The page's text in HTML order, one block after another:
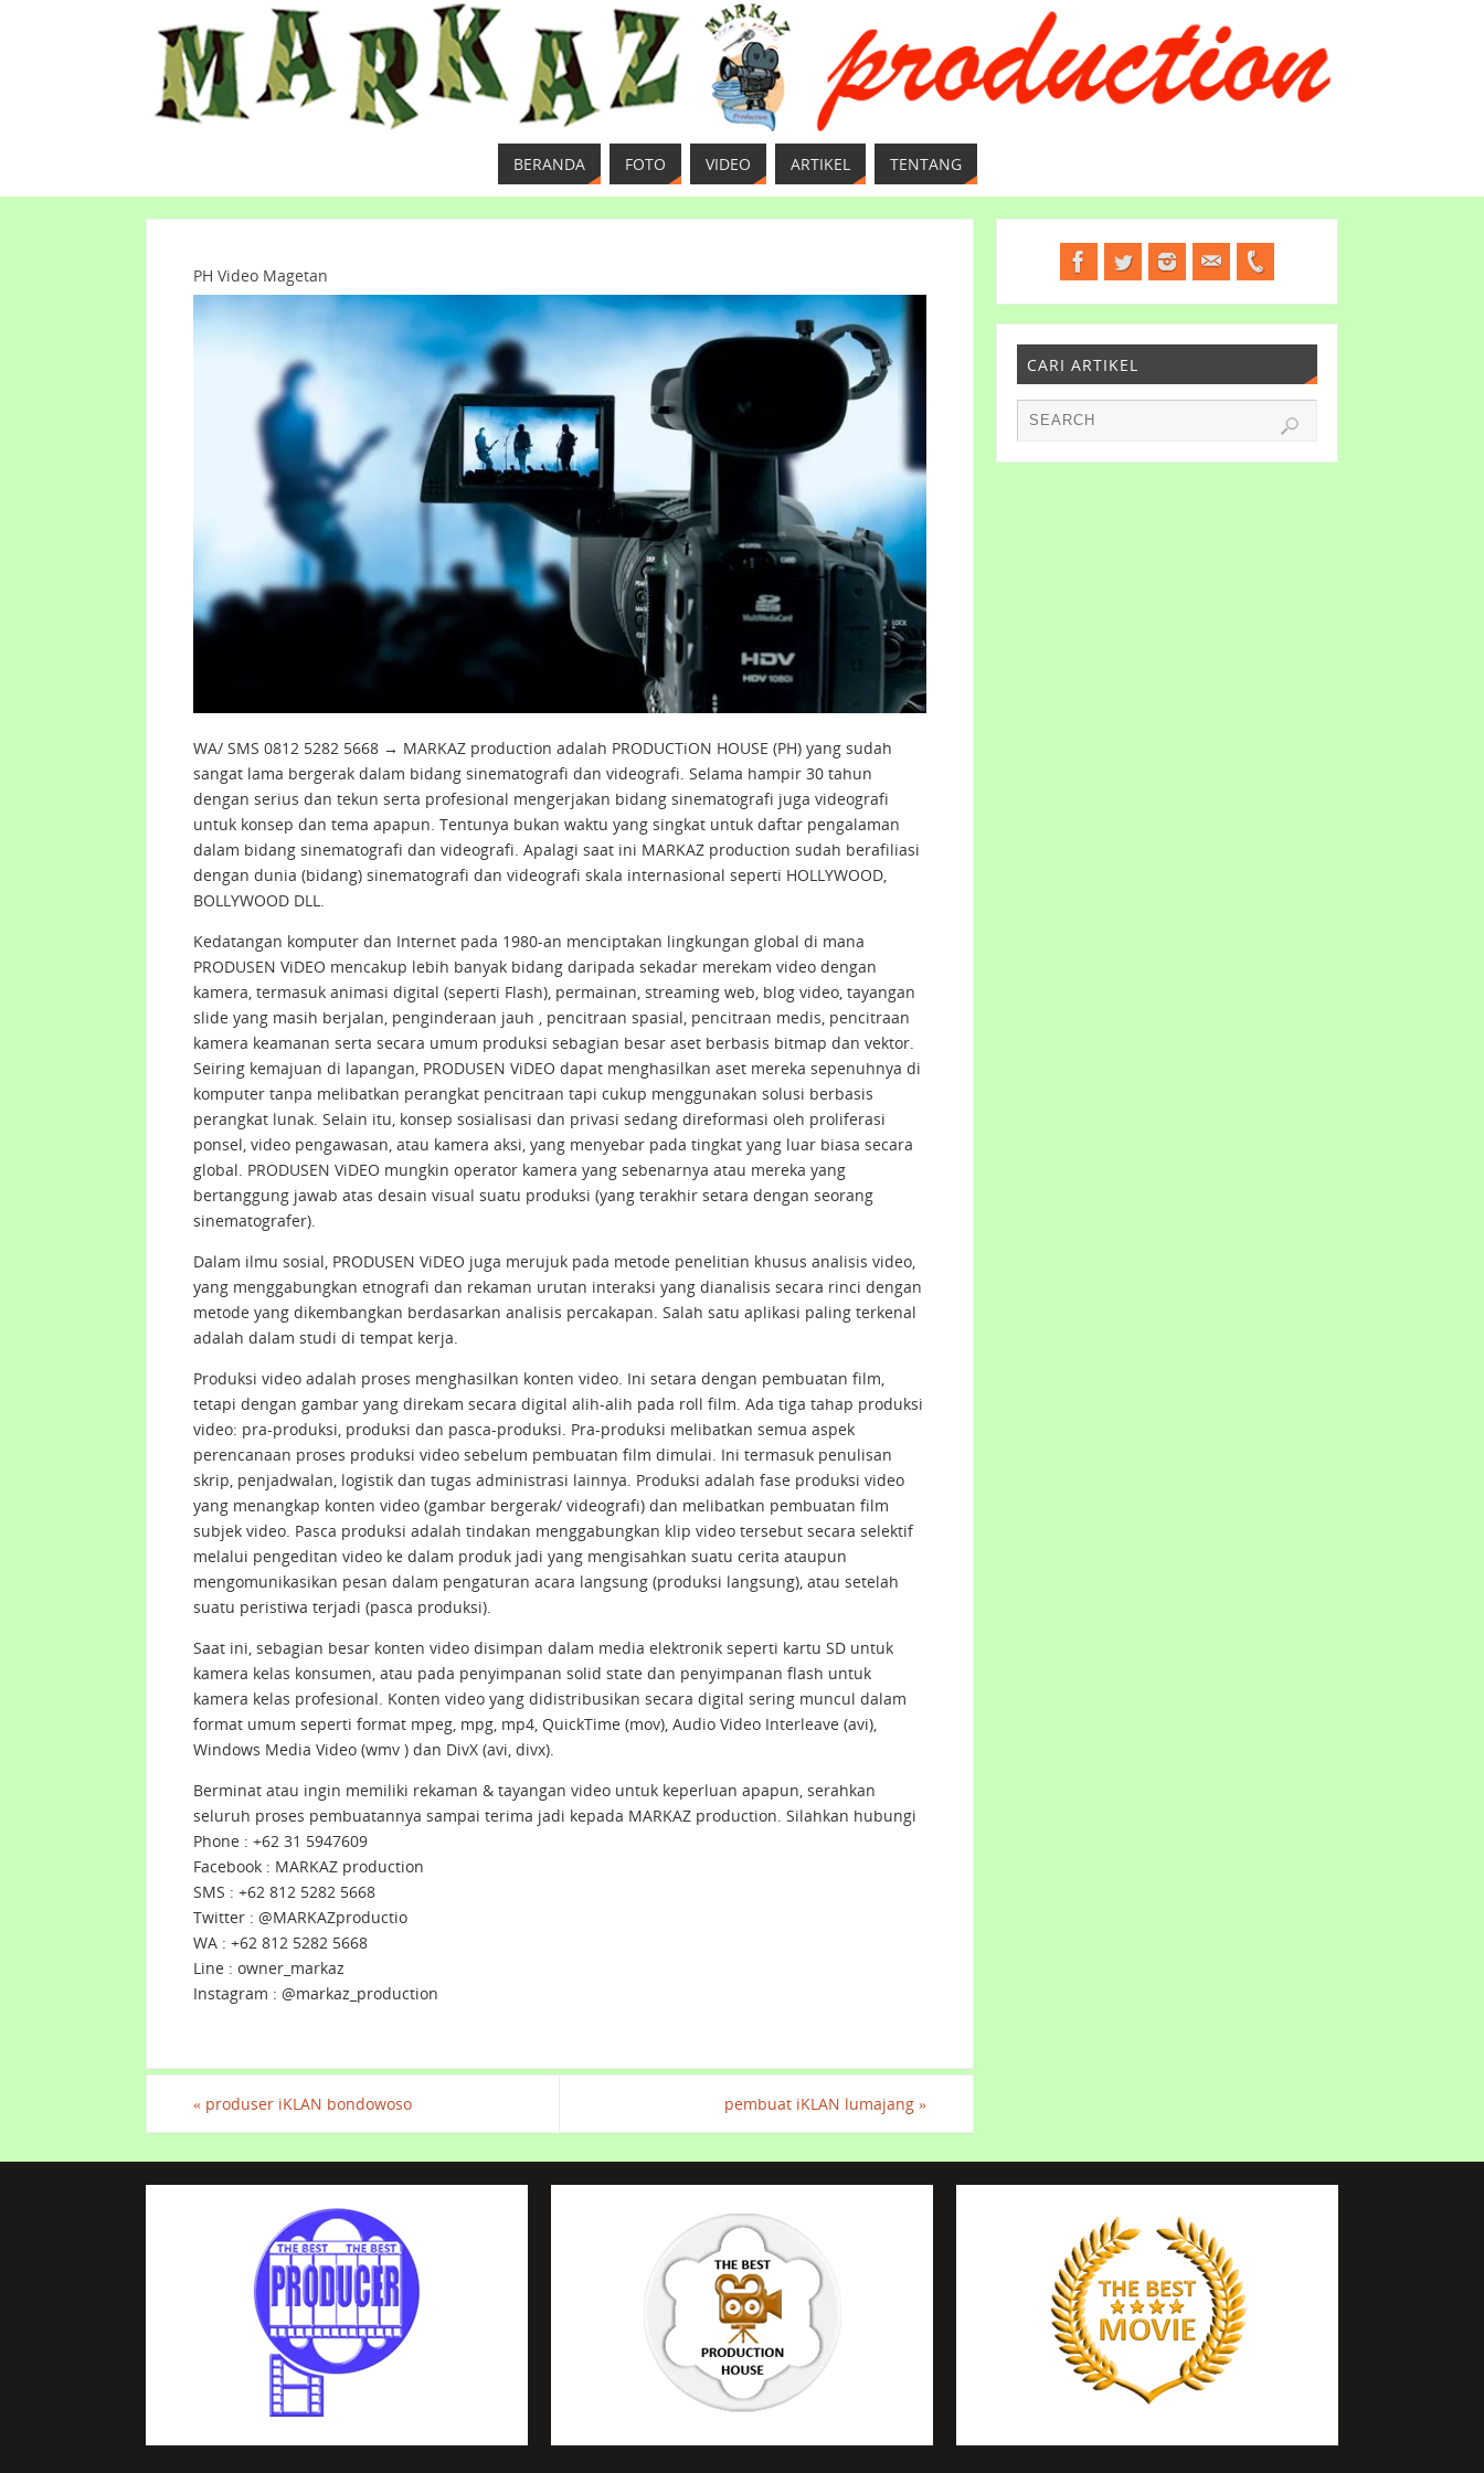
BERANDA FOTO VIDEO ARTIKEL TENTANG
PH Video Magetan
WA/ SMS 0812 5282 5668 → MARKAZ production adalah PRODUCTiON HOUSE (PH) yang sudah
sangat lama bergerak dalam bidang sinematografi dan videografi. Selama hampir 30 tahun
dengan serius dan tekun serta profesional mengerjakan bidang sinematografi juga videografi
untuk konsep dan tema apapun. Tentunya bukan waktu yang singkat untuk daftar pengalaman
dalam bidang sinematografi dan videografi. Apalagi saat ini MARKAZ production sudah berafiliasi
dengan dunia (bidang) sinematografi dan videografi skala internasional seperti HOLLYWOOD,
BOLLYWOOD DLL.
Kedatangan komputer dan Internet pada 1980-an menciptakan lingkungan global di mana
PRODUSEN ViDEO mencakup lebih banyak bidang daripada sekadar merekam video dengan
kamera, termasuk animasi digital (seperti Flash), permainan, streaming web, blog video, tayangan
slide yang masih berjalan, penginderaan jauh , pencitraan spasial, pencitraan medis, pencitraan
kamera keamanan serta secara umum produksi sebagian besar aset berbasis bitmap dan vektor.
Seiring kemajuan di lapangan, PRODUSEN ViDEO dapat menghasilkan aset mereka sepenuhnya di
komputer tanpa melibatkan perangkat pencitraan tapi cukup menggunakan solusi berbasis
perangkat lunak. Selain itu, konsep sosialisasi dan privasi sedang direformasi oleh proliferasi
ponsel, video pengawasan, atau kamera aksi, yang menyebar pada tingkat yang luar biasa secara
global. PRODUSEN ViDEO mungkin operator kamera yang sebenarnya atau mereka yang
bertanggung jawab atas desain visual suatu produksi (yang terakhir setara dengan seorang
sinematografer).
Dalam ilmu sosial, PRODUSEN ViDEO juga merujuk pada metode penelitian khusus analisis video,
yang menggabungkan etnografi dan rekaman urutan interaksi yang dianalisis secara rinci dengan
metode yang dikembangkan berdasarkan analisis percakapan. Salah satu aplikasi paling terkenal
adalah dalam studi di tempat kerja.
Produksi video adalah proses menghasilkan konten video. Ini setara dengan pembuatan film,
tetapi dengan gambar yang direkam secara digital alih-alih pada roll film. Ada tiga tahap produksi
video: pra-produksi, produksi dan pasca-produksi. Pra-produksi melibatkan semua aspek
perencanaan proses produksi video sebelum pembuatan film dimulai. Ini termasuk penulisan
skrip, penjadwalan, logistik dan tugas administrasi lainnya. Produksi adalah fase produksi video
yang menangkap konten video (gambar bergerak/ videografi) dan melibatkan pembuatan film
subjek video. Pasca produksi adalah tindakan menggabungkan klip video tersebut secara selektif
melalui pengeditan video ke dalam produk jadi yang mengisahkan suatu cerita ataupun
mengomunikasikan pesan dalam pengaturan acara langsung (produksi langsung), atau setelah
suatu peristiwa terjadi (pasca produksi).
Saat ini, sebagian besar konten video disimpan dalam media elektronik seperti kartu SD untuk
kamera kelas konsumen, atau pada penyimpanan solid state dan penyimpanan flash untuk
kamera kelas profesional. Konten video yang didistribusikan secara digital sering muncul dalam
format umum seperti format mpeg, mpg, mp4, QuickTime (mov), Audio Video Interleave (avi),
Windows Media Video (wmv ) dan DivX (avi, divx).
Berminat atau ingin memiliki rekaman & tayangan video untuk keperluan apapun, serahkan
seluruh proses pembuatannya sampai terima jadi kepada MARKAZ production. Silahkan hubungi
Phone : +62 31 5947609
Facebook : MARKAZ production
SMS : +62 812 5282 5668
Twitter : @MARKAZproductio
WA : +62 812 5282 5668
Line : owner_markaz
Instagram : @markaz_production
« produser iKLAN bondowoso pembuat iKLAN lumajang »
CARI ARTIKEL